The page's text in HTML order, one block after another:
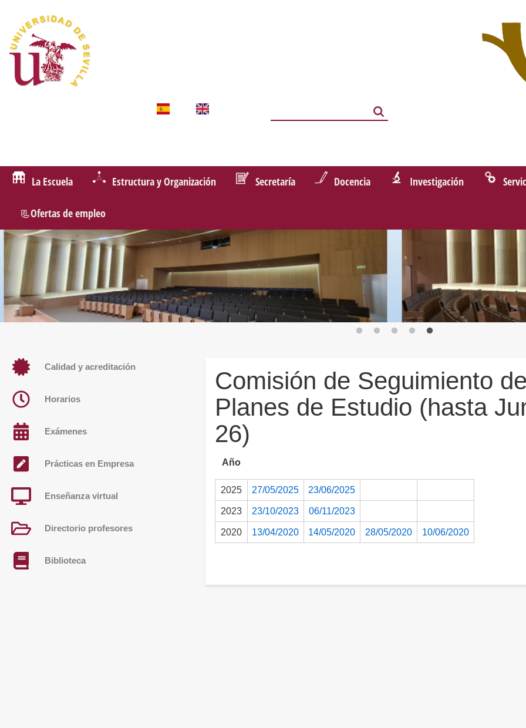
La Escuela Estructura y Organización Secretaría Docencia Investigación
📃Ofertas de empleo
Comisión de Seguimiento
Planes de Estudio (hasta
26)
Año
2025 27/05/2025 23/06/2025
2023 23/10/2023 06/11/2023
2020 13/04/2020 14/05/2020 28/05/2020 10/06/2020
Calidad y acreditación
Horarios
Exámenes
Prácticas en Empresa
Enseñanza virtual
Directorio profesores
Biblioteca